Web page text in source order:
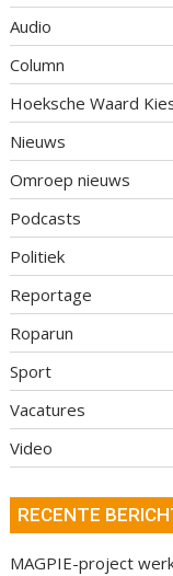
Audio
Column
Hoeksche Waard
Nieuws
Omroep nieuws
Podcasts
Politiek
Reportage
Roparun
Sport
Vacatures
Video
RECENTE
MAGPIE-project